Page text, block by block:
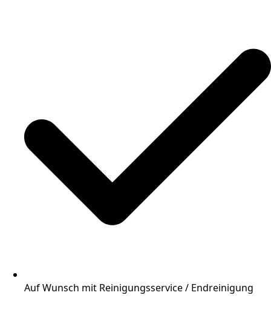
Auf Wunsch mit Reinigungsservice / Endreinigung